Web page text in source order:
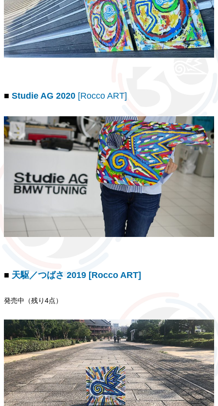
■ Studie AG 2020 [Rocco ART]
■ 天駆／つばさ 2019 [Rocco ART]
発売中（残り4点）